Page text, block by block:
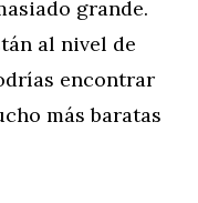
grande.
al nivel de
encontrar
más baratas